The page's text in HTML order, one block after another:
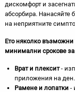
дискомфорт и
абсорбира. Нанасяйте
на неприятните
Ето няколко възможни
минимални срокове
Врат и плексит-
приложения на ден.
Рамене и лопатки -